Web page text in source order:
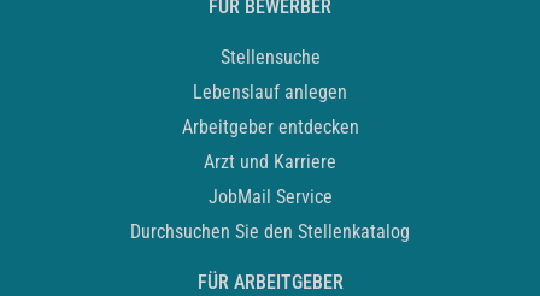
FÜR BEWERBER
Stellensuche
Lebenslauf anlegen
Arbeitgeber entdecken
Arzt und Karriere
JobMail Service
Durchsuchen Sie den Stellenkatalog
FÜR ARBEITGEBER